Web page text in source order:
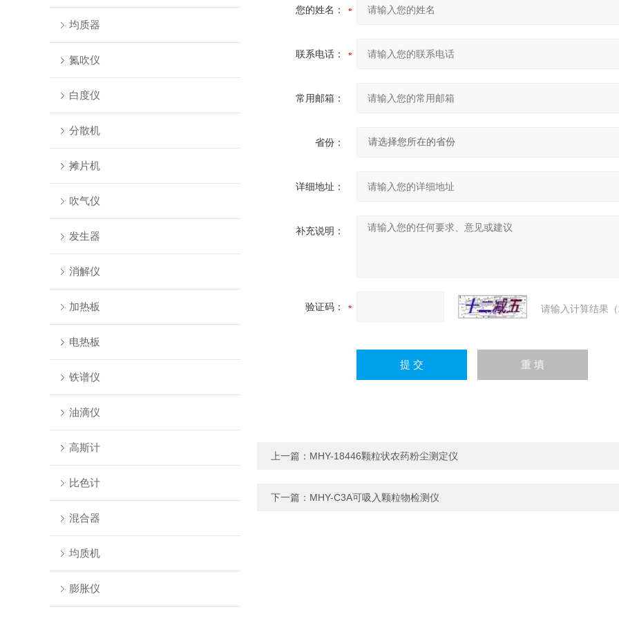
均质器
氮吹仪
白度仪
分散机
摊片机
吹气仪
发生器
消解仪
加热板
电热板
铁谱仪
油滴仪
高斯计
比色计
混合器
均质机
膨胀仪
您的姓名：
联系电话：
常用邮箱：
省份：
详细地址：
补充说明：
验证码： 请输入计算结果
上一篇： MHY-18446颗粒状农药粉尘测定仪
下一篇： MHY-C3A可吸入颗粒物检测仪